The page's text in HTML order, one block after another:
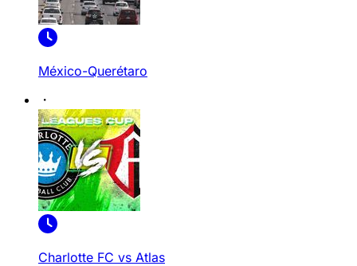
México-Querétaro
Charlotte FC vs Atlas